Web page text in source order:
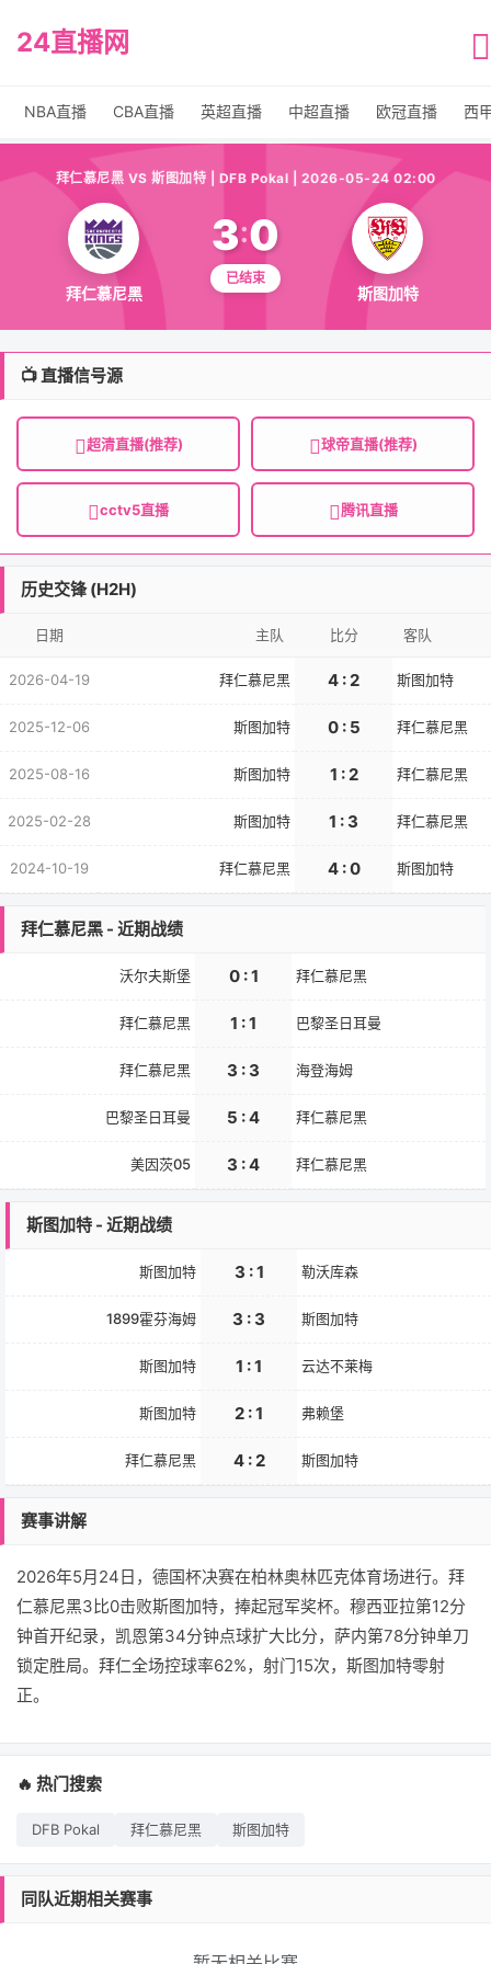
24直播网
NBA直播 CBA直播 英超直播 中超直播 欧冠直播 西
拜仁慕尼黑 VS 斯图加特 | DFB Pokal | 2026-05-24 02:00
拜仁慕尼黑
3:0
已结束
斯图加特
📺 直播信号源
超清直播(推荐) 球帝直播(推荐)
cctv5直播 腾讯直播
历史交锋 (H2H)
日期 主队 比分 客队
2026-04-19 拜仁慕尼黑 4 : 2 斯图加特
2025-12-06 斯图加特 0 : 5 拜仁慕尼黑
2025-08-16 斯图加特 1 : 2 拜仁慕尼黑
2025-02-28 斯图加特 1 : 3 拜仁慕尼黑
2024-10-19 拜仁慕尼黑 4 : 0 斯图加特
拜仁慕尼黑 - 近期战绩
沃尔夫斯堡 0 : 1 拜仁慕尼黑
拜仁慕尼黑 1 : 1 巴黎圣日耳曼
拜仁慕尼黑 3 : 3 海登海姆
巴黎圣日耳曼 5 : 4 拜仁慕尼黑
美因茨05 3 : 4 拜仁慕尼黑
斯图加特 - 近期战绩
斯图加特 3 : 1 勒沃库森
1899霍芬海姆 3 : 3 斯图加特
斯图加特 1 : 1 云达不莱梅
斯图加特 2 : 1 弗赖堡
拜仁慕尼黑 4 : 2 斯图加特
赛事讲解
2026年5月24日，德国杯决赛在柏林奥林匹克体育场进行。拜
仁慕尼黑3比0击败斯图加特，捧起冠军奖杯。穆西亚拉第12分
钟首开纪录，凯恩第34分钟点球扩大比分，萨内第78分钟单刀
锁定胜局。拜仁全场控球率62%，射门15次，斯图加特零射
正。
🔥 热门搜索
DFB Pokal 拜仁慕尼黑 斯图加特
同队近期相关赛事